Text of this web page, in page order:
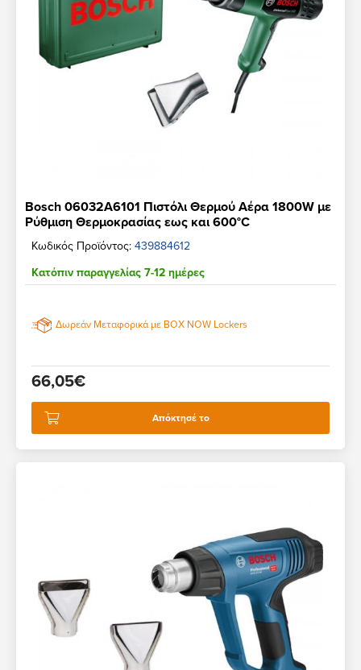
Bosch 06032A6101 Πιστόλι Θερμού Αέρα 1800W με
Ρύθμιση Θερμοκρασίας εως και 600°C
Κωδικός Προϊόντος: 439884612
Κατόπιν παραγγελίας 7-12 ημέρες
Δωρεάν Μεταφορικά με BOX NOW Lockers
66,05€
Απόκτησέ το